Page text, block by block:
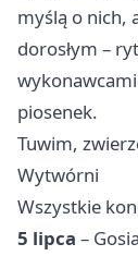
myślą o nich,
dorosłym –
piosenek.
Tuwim,
Wytwórni
Wszystkie
5 lipca –